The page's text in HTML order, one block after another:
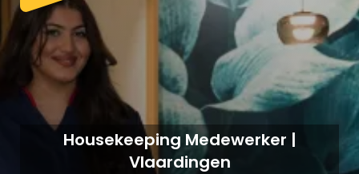
Housekeeping Medewerker |
Vlaardingen
Vacatures
Beroepen
Werkomgevingen